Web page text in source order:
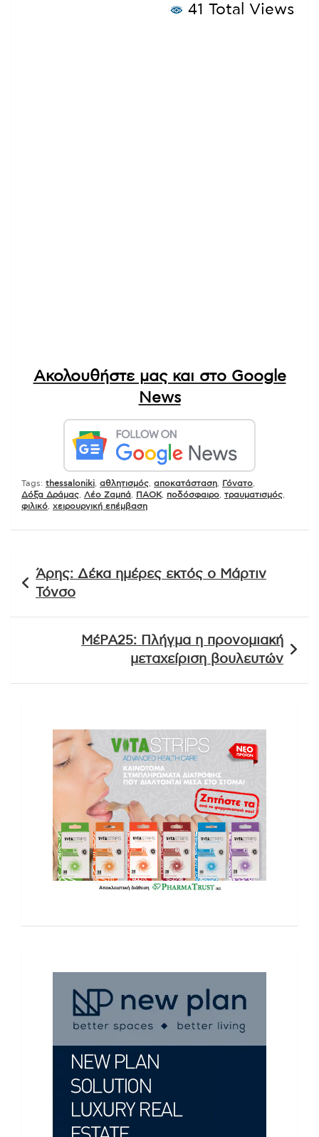
41 Total Views
Ακολουθήστε μας και στο Google
News
Tags: thessaloniki αθλητισμός αποκατάσταση Γόνατο
Δόξα Δράμας
Λέο Ζαμπά ΠΑΟΚ, ποδόσφαιρο τραυματισμός
φιλικό χειρουργική επέμβαση
άρθρων
Άρης: Δέκα ημέρες εκτός ο Μάρτιν
Τόνσο
ΜέΡΑ25: Πλήγμα η προνομιακή
μεταχείριση βουλευτών